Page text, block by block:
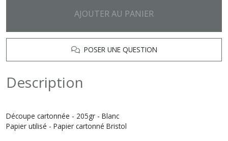
AJOUTER AU PANIER
POSER UNE QUESTION
Description
Découpe cartonnée - 205gr - Blanc
Papier utilisé - Papier cartonné Bristol